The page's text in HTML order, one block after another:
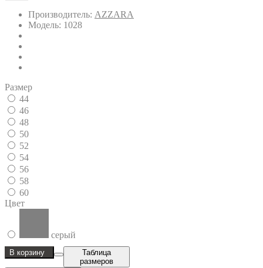
Производитель: AZZARA
Модель: 1028
Размер
44
46
48
50
52
54
56
58
60
Цвет
серый
В корзину
Таблица
размеров